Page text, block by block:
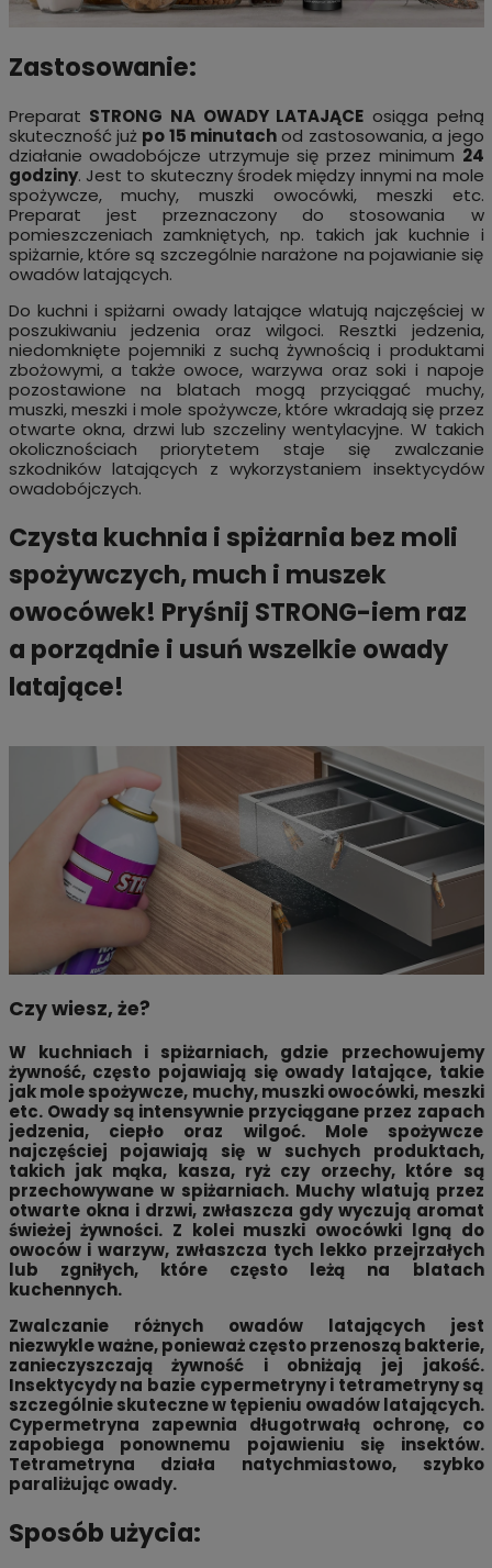
Zastosowanie:
Preparat STRONG NA OWADY LATAJĄCE osiąga pełną
skuteczność już po 15 minutachod zastosowania, a jego
działanie owadobójcze utrzymuje się przez minimum 24
godziny. Jest to skuteczny środek między innymi na mole
spożywcze, muchy, muszki owocówki, meszki etc.
Preparat jest przeznaczony do stosowania w
pomieszczeniach zamkniętych, np. takich jak kuchnie i
spiżarnie, które są szczególnie narażone na pojawianie się
owadów latających.
Do kuchni i spiżarni owady latające wlatują najczęściej w
poszukiwaniu jedzenia oraz wilgoci. Resztki jedzenia,
niedomknięte pojemniki z suchą żywnością i produktami
zbożowymi, a także owoce, warzywa oraz soki i napoje
pozostawione na blatach mogą przyciągać muchy,
muszki, meszki i mole spożywcze, które wkradają się przez
otwarte okna, drzwi lub szczeliny wentylacyjne. W takich
okolicznościach priorytetem staje się zwalczanie
szkodników latających z wykorzystaniem insektycydów
owadobójczych.
Czysta kuchnia i spiżarnia bez moli
spożywczych, much i muszek
owocówek! Pryśnij STRONG-iem raz
a porządnie i usuń wszelkie owady
latające!
Czy wiesz, że?
W kuchniach i spiżarniach, gdzie przechowujemy
żywność, często pojawiają się owady latające, takie
jak mole spożywcze, muchy, muszki owocówki, meszki
etc. Owady są intensywnie przyciągane przez zapach
jedzenia, ciepło oraz wilgoć. Mole spożywcze
najczęściej pojawiają się w suchych produktach,
takich jak mąka, kasza, ryż czy orzechy, które są
przechowywane w spiżarniach. Muchy wlatują przez
otwarte okna i drzwi, zwłaszcza gdy wyczują aromat
świeżej żywności. Z kolei muszki owocówki lgną do
owoców i warzyw, zwłaszcza tych lekko przejrzałych
lub zgniłych, które często leżą na blatach
kuchennych.
Zwalczanie różnych owadów latających jest
niezwykle ważne, ponieważ często przenoszą bakterie,
zanieczyszczają żywność i obniżają jej jakość.
Insektycydy na bazie cypermetryny i tetrametryny są
szczególnie skuteczne w tępieniu owadów latających.
Cypermetryna zapewnia długotrwałą ochronę, co
zapobiega ponownemu pojawieniu się insektów.
Tetrametryna działa natychmiastowo, szybko
paraliżując owady.
Sposób użycia: